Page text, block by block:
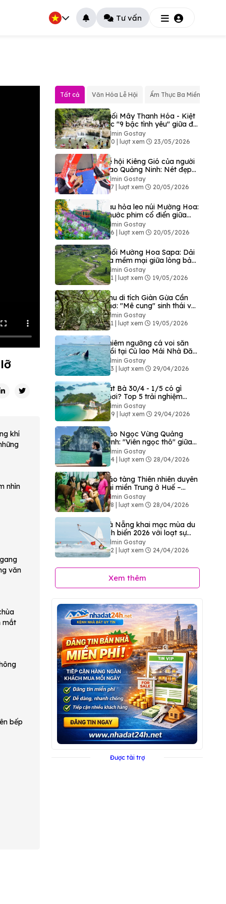
Tư vấn
khí
nhìn
văn
mắt
bếp
Tất cả Văn Hóa Lễ Hội Ẩm Thực Ba Miền
Suối Mây Thanh Hóa - Kiệt
tác "9 bậc tình yêu" giữa đại
ngàn
Admin Gostay
390 | lượt xem
23/05/2026
Lễ hội Kiêng Gió của người
Dao Quảng Ninh: Nét đẹp
độc bản giữa đại ngàn Bình
Liêu
Admin Gostay
427 | lượt xem
20/05/2026
Tàu hỏa leo núi Mường Hoa:
Thước phim cổ điển giữa
bản làng Sapa
Admin Gostay
446 | lượt xem
20/05/2026
Suối Mường Hoa Sapa: Dải
lụa mềm mại giữa lòng bản
làng Tây Bắc
Admin Gostay
371 | lượt xem
19/05/2026
Khu di tích Giàn Gừa Cần
Thơ: "Mê cung" sinh thái và
dấu ấn lịch sử hào hùng
Admin Gostay
421 | lượt xem
19/05/2026
Chiêm ngưỡng cá voi săn
mồi tại Cù lao Mái Nhà Đăk
Lăk
Admin Gostay
323 | lượt xem
29/04/2026
Cát Bà 30/4 - 1/5 có gì
chơi? Top 5 trải nghiệm
không thể bỏ lỡ tại "đảo
ngọc"
Admin Gostay
409 | lượt xem
29/04/2026
Đảo Ngọc Vừng Quảng
Ninh: "Viên ngọc thô" giữa
Vịnh Bái Tử Long
Admin Gostay
494 | lượt xem
28/04/2026
Bảo tàng Thiên nhiên duyên
hải miền Trung ở Huế –
Điểm đến khám phá thiên
nhiên độc đáo
Admin Gostay
428 | lượt xem
28/04/2026
Đà Nẵng khai mạc mùa du
lịch biển 2026 với loạt sự
kiện sôi động hút khách
Admin Gostay
422 | lượt xem
24/04/2026
Xem thêm
Được tài trợ